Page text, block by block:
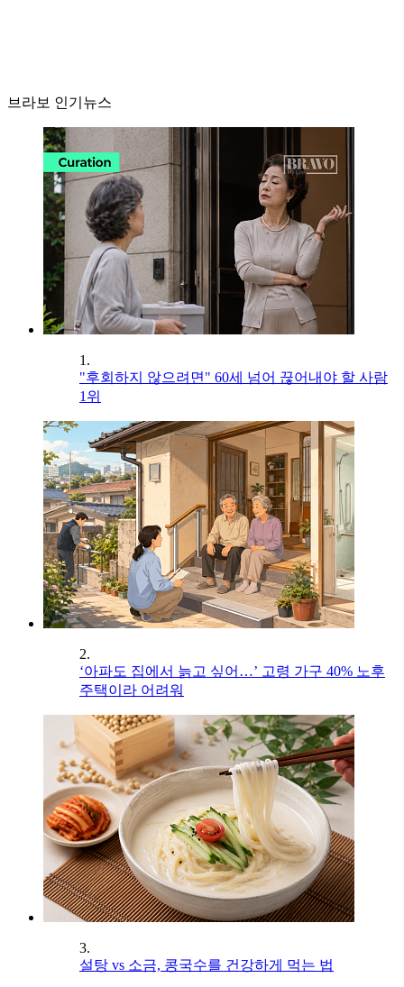
브라보 인기뉴스
1.
"후회하지 않으려면" 60세 넘어 끊어내야 할 사람
1위
2.
‘아파도 집에서 늙고 싶어…’ 고령 가구 40% 노후
주택이라 어려워
3.
설탕 vs 소금, 콩국수를 건강하게 먹는 법